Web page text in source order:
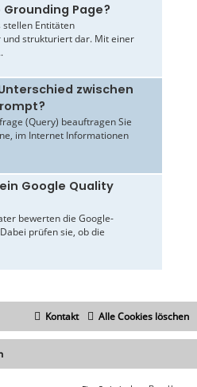
Page?
stellen Entitäten
und strukturiert dar. Mit einer
zwischen
(Query) beauftragen Sie
im Internet Informationen
Google Quality
bewerten die Google-
prüfen sie, ob die
Alle Cookies löschen
Kontakt